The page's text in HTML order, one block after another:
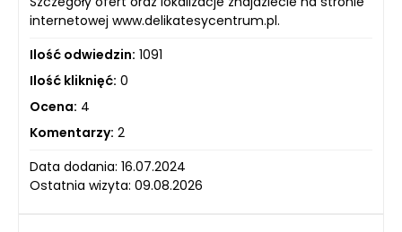
internetowej www.delikatesycentrum.pl.
Ilość odwiedzin: 1091
Ilość kliknięć: 0
Ocena: 4
Komentarzy: 2
Data dodania: 16.07.2024
Ostatnia wizyta: 09.08.2026